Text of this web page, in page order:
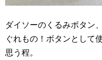
ダイソーのくるみボタン
ぐれもの！ボタンとして
思う程。